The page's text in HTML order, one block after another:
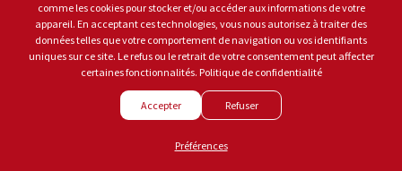
comme les cookies pour stocker et/ou accéder aux informations de votre
appareil. En acceptant ces technologies, vous nous autorisez à traiter des
données telles que votre comportement de navigation ou vos identifiants
uniques sur ce site. Le refus ou le retrait de votre consentement peut affecter
certaines fonctionnalités. Politique de confidentialité
Accepter Refuser
Préférences